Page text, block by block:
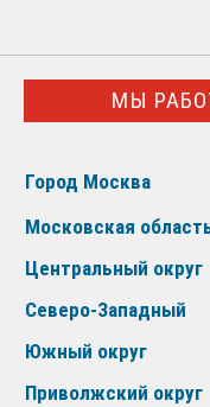
МЫ
Город Москва
Московская
Центральный округ
Северо-Западный
Южный округ
Приволжский округ